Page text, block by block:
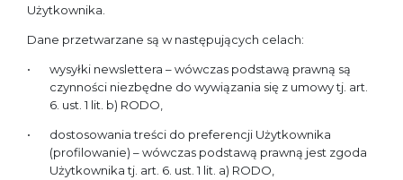
Użytkownika.
Dane przetwarzane są w następujących celach:
wysyłki newslettera – wówczas podstawą prawną są
czynności niezbędne do wywiązania się z umowy tj. art.
6. ust. 1 lit. b) RODO,
dostosowania treści do preferencji Użytkownika
(profilowanie) – wówczas podstawą prawną jest zgoda
Użytkownika tj. art. 6. ust. 1 lit. a) RODO,